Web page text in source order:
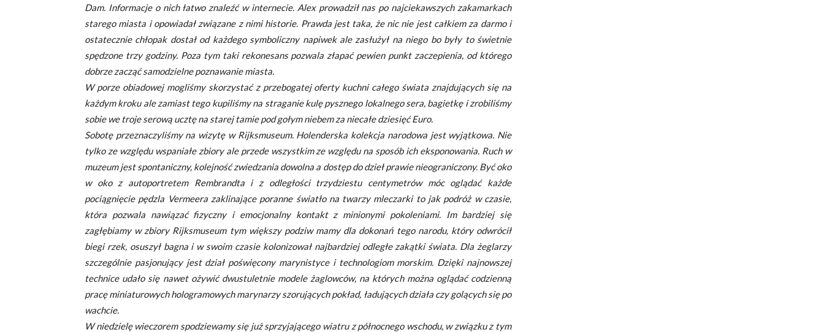
Dam. Informacje o nich łatwo znaleźć w internecie. Alex prowadził nas po najciekawszych zakamarkach
starego miasta i opowiadał związane z nimi historie. Prawda jest taka, że nic nie jest całkiem za darmo i
ostatecznie chłopak dostał od każdego symboliczny napiwek ale zasłużył na niego bo były to świetnie
spędzone trzy godziny. Poza tym taki rekonesans pozwala złapać pewien punkt zaczepienia, od którego
dobrze zacząć samodzielne poznawanie miasta.
W porze obiadowej mogliśmy skorzystać z przebogatej oferty kuchni całego świata znajdujących się na
każdym kroku ale zamiast tego kupiliśmy na straganie kulę pysznego lokalnego sera, bagietkę i zrobiliśmy
sobie we troje serową ucztę na starej tamie pod gołym niebem za niecałe dziesięć Euro.
Sobotę przeznaczyliśmy na wizytę w Rijksmuseum. Holenderska kolekcja narodowa jest wyjątkowa. Nie
tylko ze względu wspaniałe zbiory ale przede wszystkim ze względu na sposób ich eksponowania. Ruch w
muzeum jest spontaniczny, kolejność zwiedzania dowolna a dostęp do dzieł prawie nieograniczony. Być oko
w oko z autoportretem Rembrandta i z odległości trzydziestu centymetrów móc oglądać każde
pociągnięcie pędzla Vermeera zaklinające poranne światło na twarzy mleczarki to jak podróż w czasie,
która pozwala nawiązać fizyczny i emocjonalny kontakt z minionymi pokoleniami. Im bardziej się
zagłębiamy w zbiory Rijksmuseum tym większy podziw mamy dla dokonań tego narodu, który odwrócił
biegi rzek, osuszył bagna i w swoim czasie kolonizował najbardziej odległe zakątki świata. Dla żeglarzy
szczególnie pasjonujący jest dział poświęcony marynistyce i technologiom morskim. Dzięki najnowszej
technice udało się nawet ożywić dwustuletnie modele żaglowców, na których można oglądać codzienną
pracę miniaturowych hologramowych marynarzy szorujących pokład, ładujących działa czy golących się po
wachcie.
W niedzielę wieczorem spodziewamy się już sprzyjającego wiatru z północnego wschodu, w związku z tym